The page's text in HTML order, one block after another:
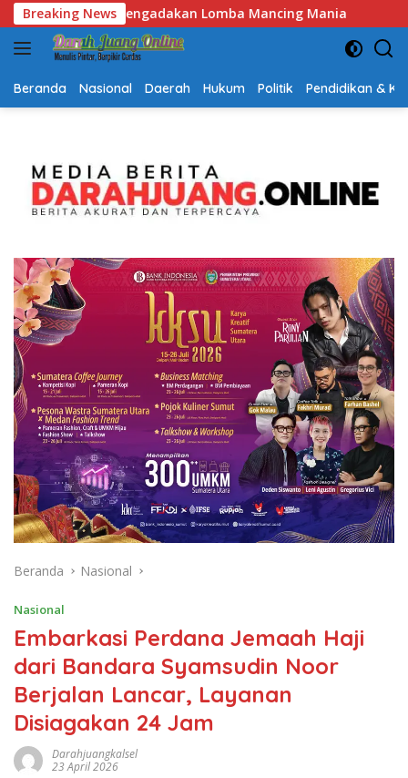
Langsung
ke
konten
Breaking News
Mania Semarak HUT RI dan Hari Jadi Kalsel,
Beranda Nasional Daerah Hukum Politik Pendidikan &
Beranda Nasional
Nasional
Embarkasi Perdana Jemaah Haji
dari Bandara Syamsudin Noor
Berjalan Lancar, Layanan
Disiagakan 24 Jam
Darahjuangkalsel
23 April 2026